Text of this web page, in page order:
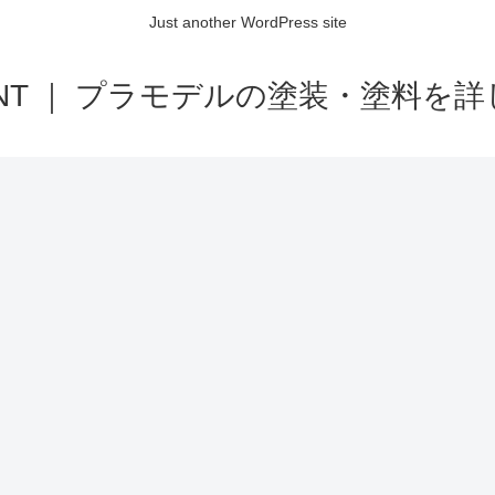
Just another WordPress site
｜ プラモデルの塗装・塗料を詳